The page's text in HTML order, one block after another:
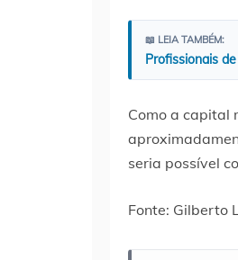
📖 LEIA TAMBÉM:
Profissionais
Como a capital
seria possível
Fonte: Gilberto